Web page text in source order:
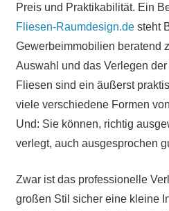
Preis und Praktikabilität. Ein
Fliesen-Raumdesign.desteht
Gewerbeimmobilien beratend
Auswahl und das Verlegen
Fliesen sind ein äußerst
viele verschiedene Formen
Und: Sie können, richtig
verlegt, auch ausgesprochen
Zwar ist das professionelle
großen Stil sicher eine kleine